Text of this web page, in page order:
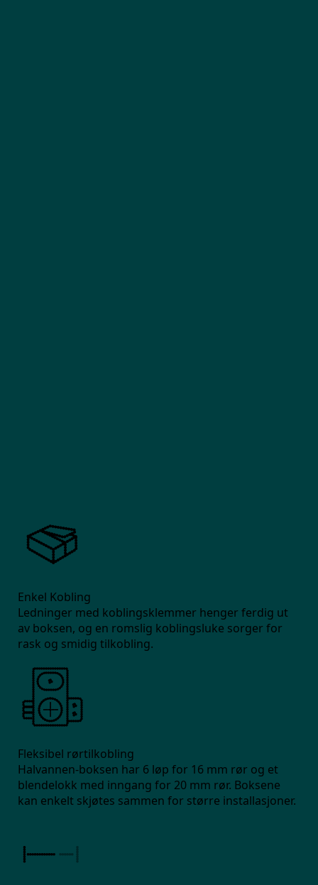
Enkel Kobling
Ledninger med koblingsklemmer henger ferdig ut
av boksen, og en romslig koblingsluke sorger for
rask og smidig tilkobling.
Fleksibel rørtilkobling
Halvannen-boksen har 6 løp for 16 mm rør og et
blendelokk med inngang for 20 mm rør. Boksene
kan enkelt skjøtes sammen for større installasjoner.